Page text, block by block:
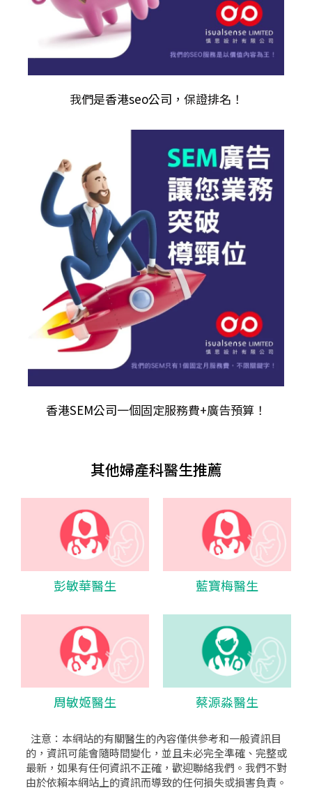
我們是香港seo公司 ，保證排名！
香港SEM公司一個固定服務費+廣告預算！
其他婦產科醫生推薦
彭敏華醫生 藍寶梅醫生
周敏姬醫生 蔡源淼醫生
注意：本網站的有關醫生的內容僅供參考和一般資訊目
的，資訊可能會隨時間變化，並且未必完全準確、完整或
最新，如果有任何資訊不正確，歡迎聯絡我們。我們不對
由於依賴本網站上的資訊而導致的任何損失或損害負責。